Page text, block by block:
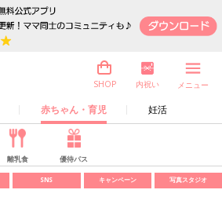
赤ちゃん・育児 妊活
SHOP 内祝い メニュー
離乳食 優待パス
SNS キャンペーン 写真スタジオ